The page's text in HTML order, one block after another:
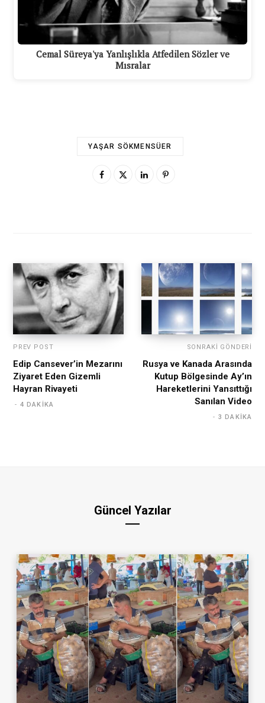
Cemal Süreya'ya Yanlışlıkla Atfedilen Sözler ve
Mısralar
YAŞAR SÖKMENSÜER
PREV POST
Edip Cansever’in Mezarını
Ziyaret Eden Gizemli
Hayran Rivayeti
4 DAKIKA
SONRAKI GÖNDERI
Rusya ve Kanada Arasında
Kutup Bölgesinde Ay’ın
Hareketlerini Yansıttığı
Sanılan Video
3 DAKIKA
Güncel Yazılar